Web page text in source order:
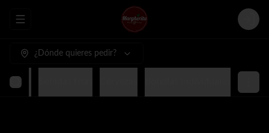
Abrir menu de navegación Login
¿Dónde quieres pedir?